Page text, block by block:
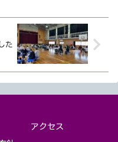
た
アクセス